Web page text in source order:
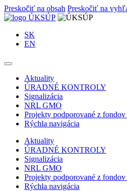
Preskočiť na obsah Preskočiť na
SK
EN
Aktuality
ÚRADNÉ KONTROLY
Signalizácia
NRL GMO
Projekty podporované z
Rýchla navigácia
Aktuality
ÚRADNÉ KONTROLY
Signalizácia
NRL GMO
Projekty podporované z
Rýchla navigácia